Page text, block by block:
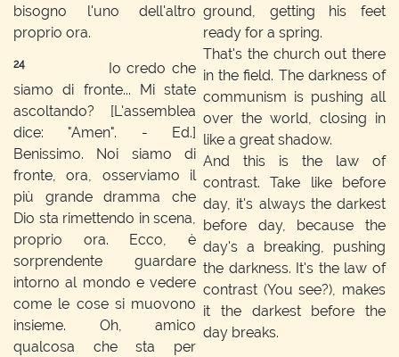
bisogno l'uno dell'altro
proprio ora.
24
Io credo che
siamo di fronte... Mi state
ascoltando? [L'assemblea
dice: "Amen". - Ed.]
Benissimo. Noi siamo di
fronte, ora, osserviamo il
più grande dramma che
Dio sta rimettendo in scena,
proprio ora. Ecco, è
sorprendente guardare
intorno al mondo e vedere
come le cose si muovono
insieme. Oh, amico
qualcosa che sta per
ground, getting his feet
ready for a spring.
That's the church out there
in the field. The darkness of
communism is pushing all
over the world, closing in
like a great shadow.
And this is the law of
contrast. Take like before
day, it's always the darkest
before day, because the
day's a breaking, pushing
the darkness. It's the law of
contrast (You see?), makes
it the darkest before the
day breaks.